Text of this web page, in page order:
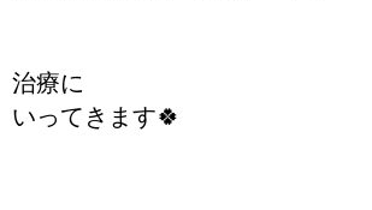
治療に
いってきます🍀